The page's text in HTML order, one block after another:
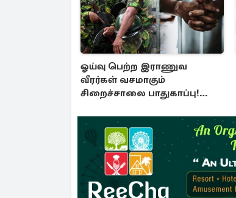
ஓய்வு பெற்ற இராணுவ
வீரர்கள் வசமாகும்
சிறைச்சாலை பாதுகாப்பு!